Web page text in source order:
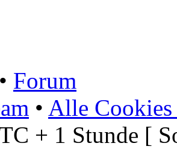
• Forum
• Alle Cookies
+ 1 Stunde [